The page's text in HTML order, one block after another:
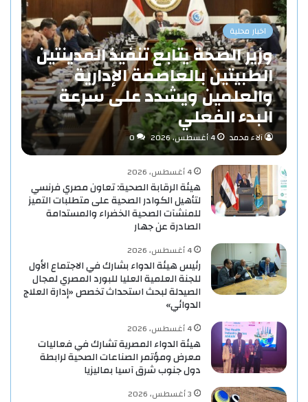
اخبار محلية
وزير الصحة يتابع تنفيذ المدينتين
الطبيتين بالعاصمة الإدارية
والعلمين ويشدد على سرعة
البدء الفعلي
آلاء محمد 4 أغسطس، 2026 0
4 أغسطس، 2026
هيئة الرقابة الصحية: تعاون مصري فرنسي
لتأهيل الكوادر الصحية على متطلبات التميز
للمنشآت الصحية الخضراء والمستدامة
الصادرة عن جهار
4 أغسطس، 2026
رئيس هيئة الدواء بشارك في الاجتماع الأول
للجنة العلمية العليا للبورد المصري لمجال
الصيدلة لبحث استحداث تخصص «إدارة العلاج
الدوائي»
4 أغسطس، 2026
هيئة الدواء المصرية تشارك في فعاليات
معرض ومؤتمر الصناعات الصحية لرابطة
دول جنوب شرق آسيا بماليزيا
3 أغسطس، 2026